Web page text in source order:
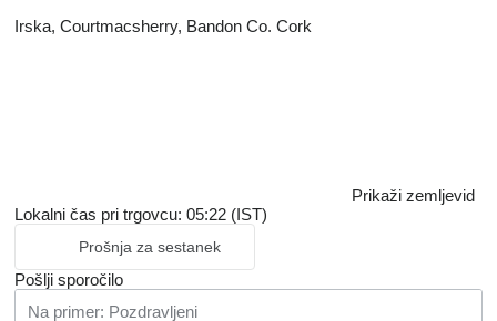
Irska, Courtmacsherry, Bandon Co. Cork
Prikaži zemljevid
Lokalni čas pri trgovcu: 05:22 (IST)
Prošnja za sestanek
Pošlji sporočilo